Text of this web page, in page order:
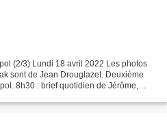
(2/3) Lundi 18 avril 2022 Les photos
sont de Jean Drouglazet. Deuxième
8h30 : brief quotidien de Jérôme,